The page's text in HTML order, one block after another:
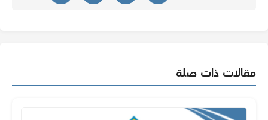
مقالات ذات صلة